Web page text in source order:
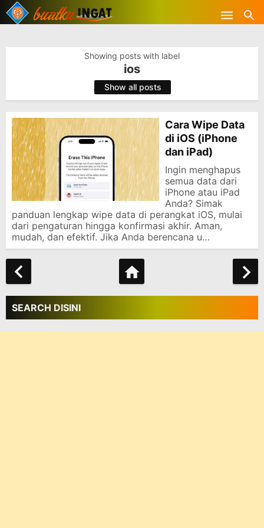
-->
Skip to main content
Showing posts with label
ios
. Show all posts
Cara Wipe Data
di iOS (iPhone
dan iPad)
Ingin menghapus
semua data dari
iPhone atau iPad
Anda? Simak
panduan lengkap wipe data di perangkat iOS, mulai
dari pengaturan hingga konfirmasi akhir. Aman,
mudah, dan efektif. Jika Anda berencana u…
SEARCH DISINI